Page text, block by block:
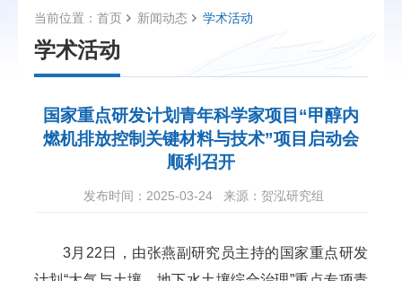
当前位置： 首页 新闻动态 学术活动
学术活动
国家重点研发计划青年科学家项目“甲醇内
燃机排放控制关键材料与技术”项目启动会
顺利召开
发布时间：2025-03-24 来源：贺泓研究组
3月22日，由张燕副研究员主持的国家重点研发